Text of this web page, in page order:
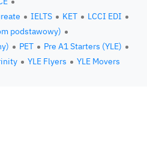
IELTS KET
LCCI EDI
podstawowy)
PET
Pre A1 Starters (YLE)
YLE Flyers YLE Movers